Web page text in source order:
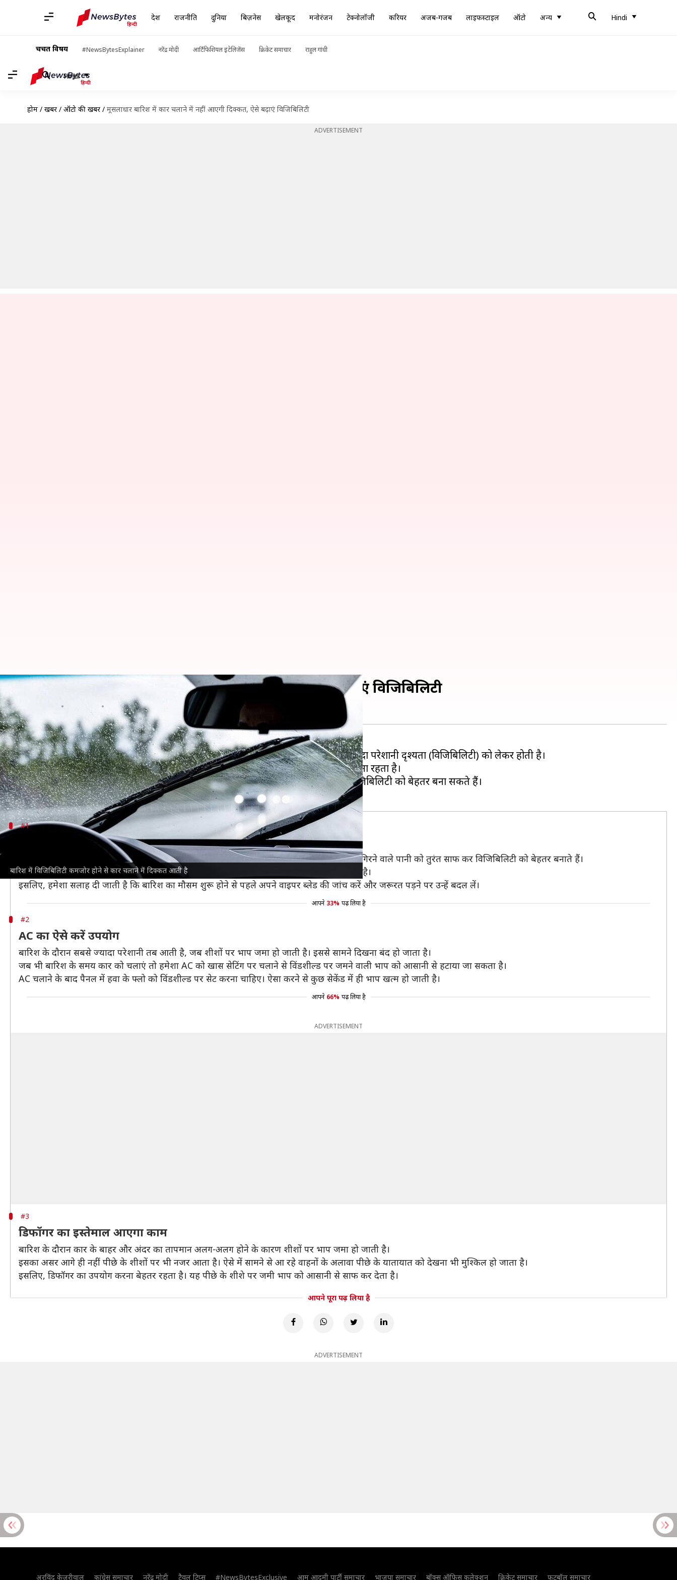
देश राजनीति दुनिया बिज़नेस खेलकूद मनोरंजन टेक्नोलॉजी करियर अजब-गजब लाइफस्टाइल ऑटो अन्य Hindi
चर्चित विषय #NewsBytesExplainer नरेंद्र मोदी आर्टिफिशियल इंटेलिजेंस क्रिकेट समाचार राहुल गांधी
Hindi
होम / खबरें / ऑटो की खबरें / मूसलाधार बारिश में कार चलाने में नहीं आएगी दिक्कत, ऐसे बढ़ाएं विजिबिलिटी
ADVERTISEMENT
बारिश में विजिबिलिटी कमजोर होने से कार चलाने में दिक्कत आती है
मूसलाधार बारिश में कार चलाने में नहीं आएगी दिक्कत, ऐसे बढ़ाएं विजिबिलिटी
लेखन 06:25 pm
क्या है खबर?
देश के कई राज्यों मेंमानसूनकी बारिश का दौर शुरू हो गया है। इस दौरान कार चलाने में सबसे ज्यादा परेशानी दृश्यता (विजिबिलिटी) को लेकर होती है।
झमाझमबारिशके दौरान सामने सड़क पर कुछ भी नजर नहीं आता। ऐसे में हादसा होने का खतरा बना रहता है।
इस कारण ऐसे मौसम में ड्राइविंग करना खतरनाक हो सकता है। कुछ तरीकों को अपनाकर आप विजिबिलिटी को बेहतर बना सकते हैं।
#1
विंडशील्ड वाइपर का रखें ध्यान
बारिश में गाड़ी चलाते समय विंडशील्ड वाइपर सबसे ज्यादा उपयोगी होते हैं। ये बारिश के दौरान शीशे पर गिरने वाले पानी काे तुरंत साफ कर विजिबिलिटी को बेहतर बनाते हैं।
हालांकि, लगातार इस्तेमाल से वाइपर ब्लेड खराब हो सकते हैं, जिससे उनका परफॉर्मेंस कमजोर हो सकता है।
इसलिए, हमेशा सलाह दी जाती है कि बारिश का मौसम शुरू होने से पहले अपने वाइपर ब्लेड की जांच करें और जरूरत पड़ने पर उन्हें बदल लें।
आपने 33% पढ़ लिया है
#2
AC का ऐसे करें उपयोग
बारिश के दाैरान सबसे ज्यादा परेशानी तब आती है, जब शीशों पर भाप जमा हो जाती है। इससे सामने दिखना बंद हो जाता है।
जब भी बारिश के समय कार को चलाएं तो हमेशा AC को खास सेटिंग पर चलाने से विंडशील्‍ड पर जमने वाली भाप को आसानी से हटाया जा सकता है।
AC चलाने के बाद पैनल में हवा के फ्लो को विंडशील्‍ड पर सेट करना चाहिए। ऐसा करने से कुछ सेकेंड में ही भाप खत्‍म हो जाती है।
आपने 66% पढ़ लिया है
ADVERTISEMENT
#3
डिफॉगर का इस्तेमाल आएगा काम
बारिश के दौरान कार के बाहर और अंदर का तापमान अलग-अलग होने के कारण शीशों पर भाप जमा हो जाती है।
इसका असर आगे ही नहीं पीछे के शीशों पर भी नजर आता है। ऐसे में सामने से आ रहे वाहनों के अलावा पीछे के यातायात को देखना भी मुश्किल हो जाता है।
इसलिए, डिफॉगर का उपयोग करना बेहतर रहता है। यह पीछे के शीशे पर जमी भाप को आसानी से साफ कर देता है।
आपने पूरा पढ़ लिया है
ADVERTISEMENT
अरविंद केजरीवाल कांग्रेस समाचार नरेंद्र मोदी ट्रैवल टिप्स #NewsBytesExclusive आम आदमी पार्टी समाचार भाजपा समाचार बॉक्स ऑफिस कलेक्शन क्रिकेट समाचार फुटबॉल समाचार